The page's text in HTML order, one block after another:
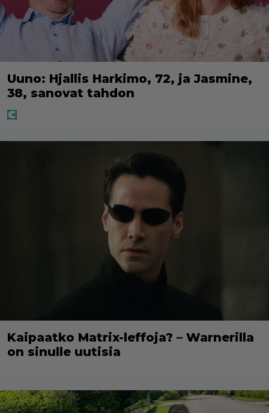
Uuno: Hjallis Harkimo, 72, ja Jasmine,
38, sanovat tahdon
Kaipaatko Matrix-leffoja? – Warnerilla
on sinulle uutisia